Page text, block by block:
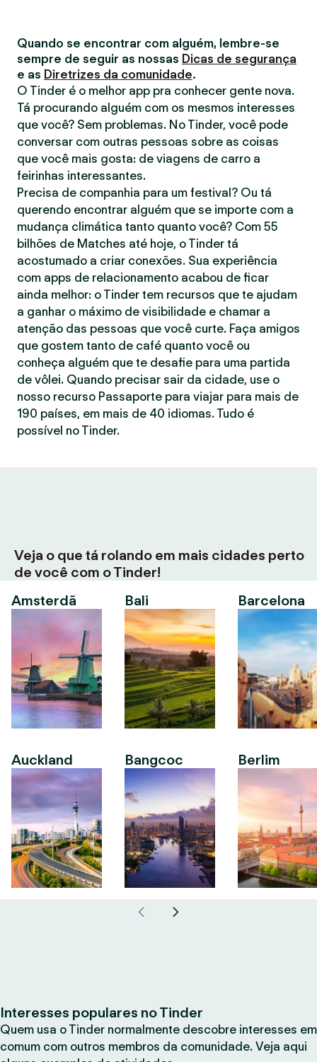
Quando se encontrar com alguém, lembre-se
sempre de seguir as nossas Dicas de segurança
e as Diretrizes da comunidade.
O Tinder é o melhor app pra conhecer gente nova.
Tá procurando alguém com os mesmos interesses
que você? Sem problemas. No Tinder, você pode
conversar com outras pessoas sobre as coisas
que você mais gosta: de viagens de carro a
feirinhas interessantes.
Precisa de companhia para um festival? Ou tá
querendo encontrar alguém que se importe com a
mudança climática tanto quanto você? Com 55
bilhões de Matches até hoje, o Tinder tá
acostumado a criar conexões. Sua experiência
com apps de relacionamento acabou de ficar
ainda melhor: o Tinder tem recursos que te ajudam
a ganhar o máximo de visibilidade e chamar a
atenção das pessoas que você curte. Faça amigos
que gostem tanto de café quanto você ou
conheça alguém que te desafie para uma partida
de vôlei. Quando precisar sair da cidade, use o
nosso recurso Passaporte para viajar para mais de
190 países, em mais de 40 idiomas. Tudo é
possível no Tinder.
Veja o que tá rolando em mais cidades perto
de você com o Tinder!
Amsterdã
Auckland
Bali
Bangcoc
Barcelona
Berlim
Interesses populares no Tinder
Quem usa o Tinder normalmente descobre interesses em
comum com outros membros da comunidade. Veja aqui